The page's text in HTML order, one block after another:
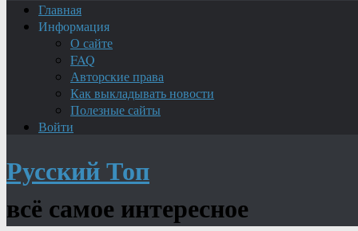
Главная
Информация
О сайте
FAQ
Авторские права
Как выкладывать новости
Полезные сайты
Войти
Русский Топ
всё самое интересное